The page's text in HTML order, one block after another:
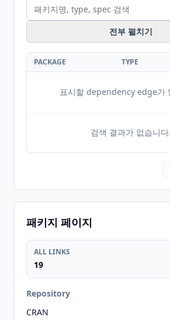
전부 펼치기
PACKAGE TYPE
표시할 dependency edge가
검색 결과가 없습니다.
패키지 페이지
ALL LINKS
19
Repository
CRAN